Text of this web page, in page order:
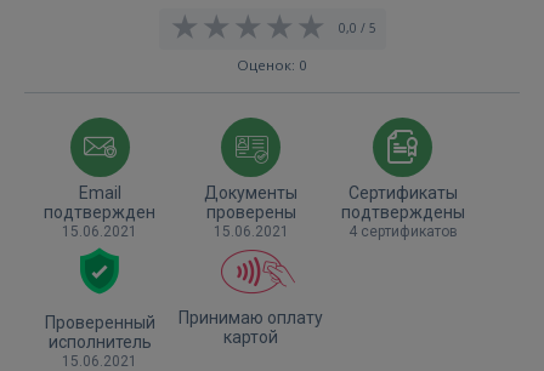
0,0 / 5
Оценок: 0
Email
подтвержден
15.06.2021
Документы
проверены
15.06.2021
Сертификаты
подтверждены
4 сертификатов
Проверенный
исполнитель
15.06.2021
Принимаю оплату
картой